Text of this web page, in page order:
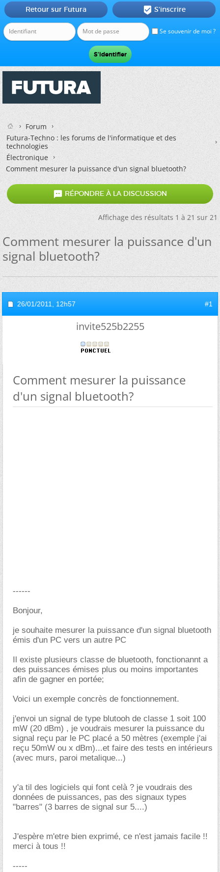
Se souvenir de moi ?
Retour sur Futura  S'inscrire
Forum
Futura-Techno : les forums de l'informatique et des
technologies
Électronique
Comment mesurer la puissance d'un signal bluetooth?
 RÉPONDRE À LA DISCUSSION
Affichage des résultats 1 à 21 sur 21
Comment mesurer la puissance d'un
signal bluetooth?
26/01/2011, 12h57 #1
invite525b2255
Comment mesurer la puissance
d'un signal bluetooth?
------
Bonjour,
je souhaite mesurer la puissance d'un signal bluetooth
émis d'un PC vers un autre PC
Il existe plusieurs classe de bluetooth, fonctionannt a
des puissances émises plus ou moins importantes
afin de gagner en portée;
Voici un exemple concrès de fonctionnement.
j'envoi un signal de type blutooh de classe 1 soit 100
mW (20 dBm) , je voudrais mesurer la puissance du
signal reçu par le PC placé a 50 mètres (exemple j'ai
reçu 50mW ou x dBm)...et faire des tests en intérieurs
(avec murs, paroi metalique...)
y'a til des logiciels qui font celà ? je voudrais des
données de puissances, pas des signaux types
"barres" (3 barres de signal sur 5....)
J'espère m'etre bien exprimé, ce n'est jamais facile !!
merci à tous !!
-----